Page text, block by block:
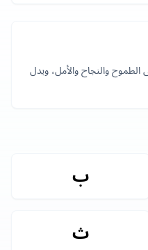
الطموح والنجاح والأمل، ويدل
ب
ث